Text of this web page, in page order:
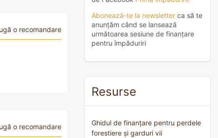
o recomandare
o recomandare
Abonează-te la newsletter ca să te
anunțăm când se lansează
următoarea sesiune de finanțare
pentru împăduriri
Resurse
Ghidul de finanțare pentru perdele
forestiere și garduri vii